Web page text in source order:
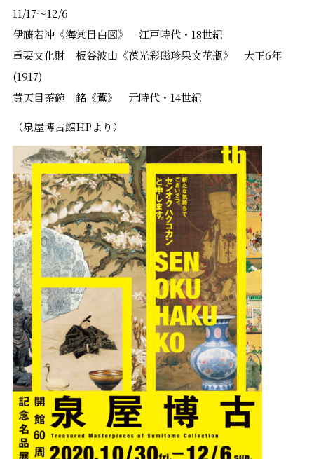
11/17～12/6
伊藤若冲《海棠目白図》 江戸時代・18世紀
重要文化財 板谷波山《葆光彩磁珍果文花瓶》 大正6年
(1917)
黄天目茶碗 銘《鷰》 元時代・14世紀
（泉屋博古館HPより）